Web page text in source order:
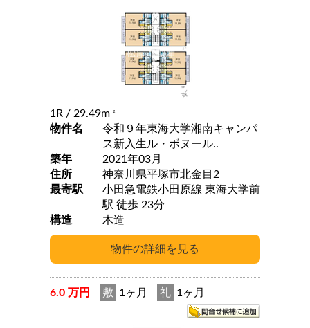
1R / 29.49m 2
物件名
令和９年東海大学湘南キャンパ
ス新入生ル・ボヌール..
築年
2021年03月
住所
神奈川県平塚市北金目2
最寄駅
小田急電鉄小田原線 東海大学前
駅 徒歩 23分
構造
木造
6.0 万円 敷 1ヶ月 礼 1ヶ月